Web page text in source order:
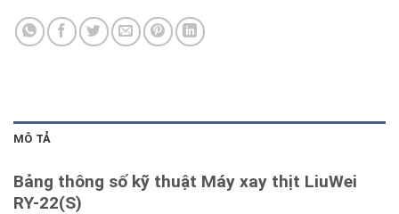
MÔ TẢ
Bảng thông số kỹ thuật Máy xay thịt LiuWei
RY-22(S)